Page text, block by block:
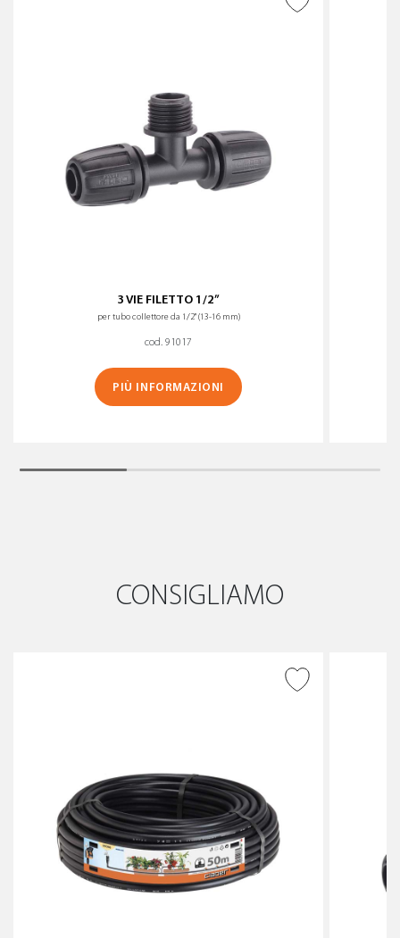
3 VIE FILETTO 1/2”
per tubo collettore da 1/2" (13-16 mm)
cod. 91017
PIÙ INFORMAZIONI
CONSIGLIAMO